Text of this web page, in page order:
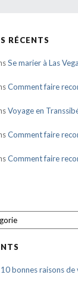
RÉCENTS
Se marier à Las
Comment faire
Voyage en
Comment faire
Comment faire
bonnes raisons